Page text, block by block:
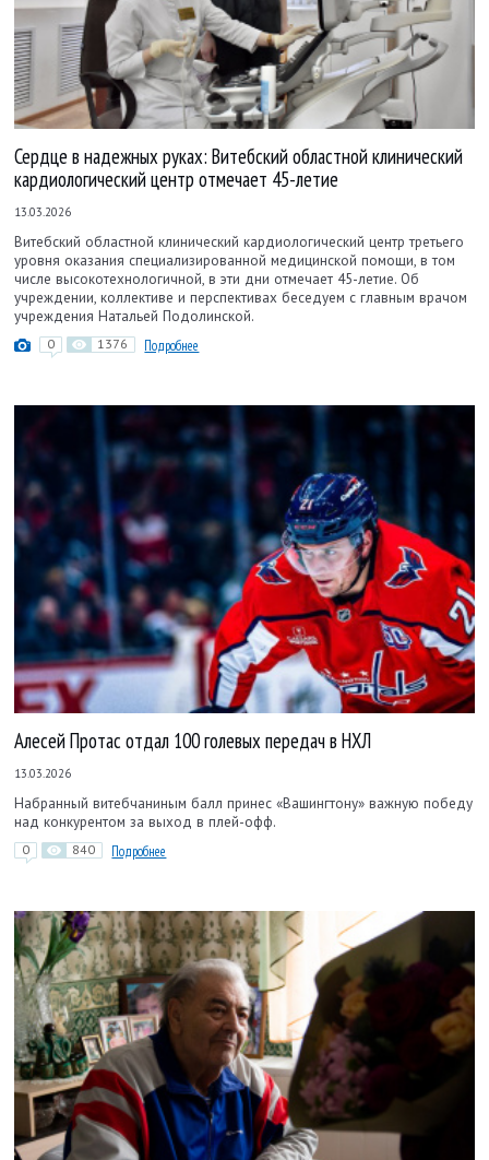
Сердце в надежных руках: Витебский областной клинический
кардиологический центр отмечает 45-летие
13.03.2026
Витебский областной клинический кардиологический центр третьего
уровня оказания специализированной медицинской помощи, в том
числе высокотехнологичной, в эти дни отмечает 45-летие. Об
учреждении, коллективе и перспективах беседуем с главным врачом
учреждения Натальей Подолинской.
0 1376 Подробнее
Алесей Протас отдал 100 голевых передач в НХЛ
13.03.2026
Набранный витебчаниным балл принес «Вашингтону» важную победу
над конкурентом за выход в плей-офф.
0 840 Подробнее